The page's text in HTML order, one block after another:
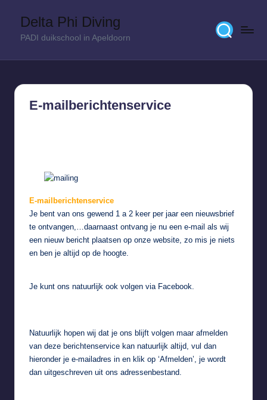
Delta Phi Diving
PADI duikschool in Apeldoorn
E-mailberichtenservice
E-mailberichtenservice
Je bent van ons gewend 1 a 2 keer per jaar een nieuwsbrief
te ontvangen,…daarnaast ontvang je nu een e-mail als wij
een nieuw bericht plaatsen op onze website, zo mis je niets
en ben je altijd op de hoogte.
Je kunt ons natuurlijk ook volgen via Facebook
Natuurlijk hopen wij dat je ons blijft volgen maar afmelden
van deze berichtenservice kan natuurlijk altijd, vul dan
hieronder je e-mailadres in en klik op ‘Afmelden’, je wordt
dan uitgeschreven uit ons adressenbestand.